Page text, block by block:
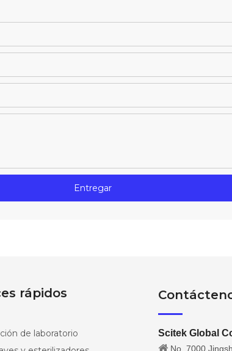
Entregar
rápidos
de laboratorio
Scitek Global
 No. 7000